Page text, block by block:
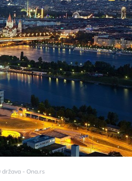
država - Ona.rs